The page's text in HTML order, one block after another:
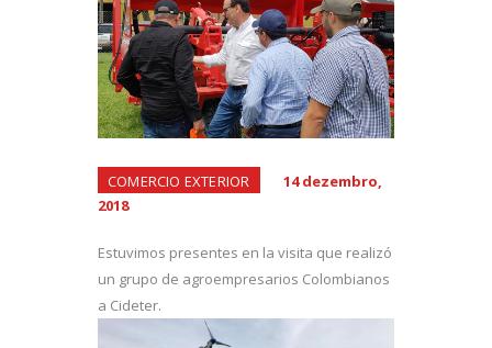
COMERCIO EXTERIOR
14 dezembro,
2018
Estuvimos presentes en la visita que realizó
un grupo de agroempresarios Colombianos
a Cideter.